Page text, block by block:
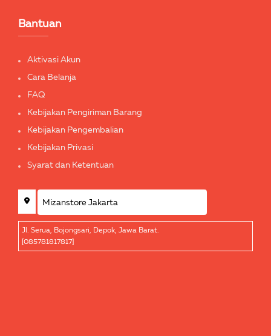
Bantuan
Aktivasi Akun
Cara Belanja
FAQ
Kebijakan Pengiriman Barang
Kebijakan Pengembalian
Kebijakan Privasi
Syarat dan Ketentuan
Jl. Serua, Bojongsari, Depok, Jawa Barat.
[085781817817]